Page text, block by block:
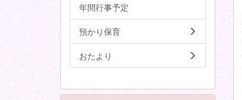
年間行事予定
預かり保育
おたより